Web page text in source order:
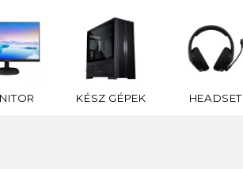
KÉSZ GÉPEK HEADSET